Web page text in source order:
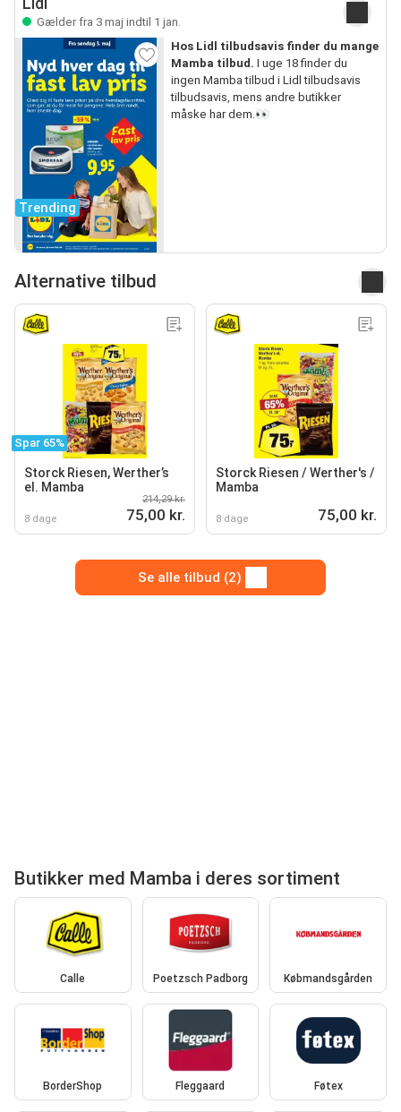
Gælder fra 3 maj indtil 1 jan.
Trending
Hos Lidl tilbudsavis finder du mange
Mamba tilbud. I uge 18 finder du
ingen Mamba tilbud i Lidl tilbudsavis
tilbudsavis, mens andre butikker
måske har dem.👀
Alternative tilbud
Spar 65%
Storck Riesen, Werther’s
el. Mamba
8 dage
214,29 kr.
75,00 kr.
Storck Riesen / Werther's /
Mamba
8 dage 75,00 kr.
Se alle tilbud (2)
Butikker med Mamba i deres sortiment
Calle Poetzsch Padborg Købmandsgården
BorderShop Fleggaard Føtex